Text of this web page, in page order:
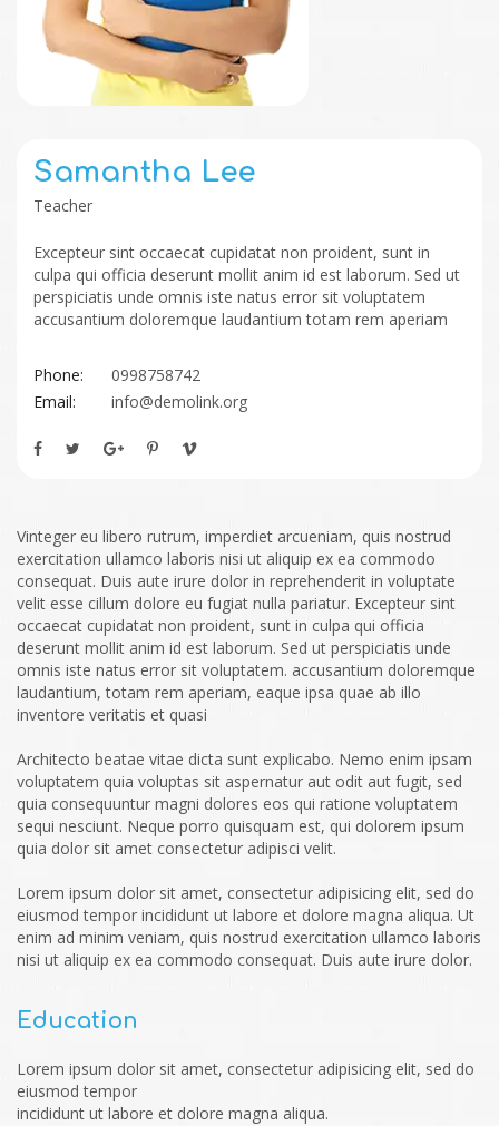
Samantha Lee
Teacher
Excepteur sint occaecat cupidatat non proident, sunt in
culpa qui officia deserunt mollit anim id est laborum. Sed ut
perspiciatis unde omnis iste natus error sit voluptatem
accusantium doloremque laudantium totam rem aperiam
Phone:
0998758742
Email:
info@demolink.org
Vinteger eu libero rutrum, imperdiet arcueniam, quis nostrud
exercitation ullamco laboris nisi ut aliquip ex ea commodo
consequat. Duis aute irure dolor in reprehenderit in voluptate
velit esse cillum dolore eu fugiat nulla pariatur. Excepteur sint
occaecat cupidatat non proident, sunt in culpa qui officia
deserunt mollit anim id est laborum. Sed ut perspiciatis unde
omnis iste natus error sit voluptatem. accusantium doloremque
laudantium, totam rem aperiam, eaque ipsa quae ab illo
inventore veritatis et quasi
Architecto beatae vitae dicta sunt explicabo. Nemo enim ipsam
voluptatem quia voluptas sit aspernatur aut odit aut fugit, sed
quia consequuntur magni dolores eos qui ratione voluptatem
sequi nesciunt. Neque porro quisquam est, qui dolorem ipsum
quia dolor sit amet consectetur adipisci velit.
Lorem ipsum dolor sit amet, consectetur adipisicing elit, sed do
eiusmod tempor incididunt ut labore et dolore magna aliqua. Ut
enim ad minim veniam, quis nostrud exercitation ullamco laboris
nisi ut aliquip ex ea commodo consequat. Duis aute irure dolor.
Education
Lorem ipsum dolor sit amet, consectetur adipisicing elit, sed do
eiusmod tempor
incididunt ut labore et dolore magna aliqua.